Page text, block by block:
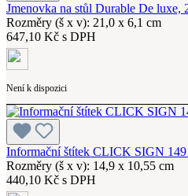
Jmenovka na stůl Durable De luxe,
Rozměry (š x v): 21,0 x 6,1 cm
647,10 Kč s DPH
Není k dispozici
Informační štítek CLICK SIGN 149
Rozměry (š x v): 14,9 x 10,55 cm
440,10 Kč s DPH